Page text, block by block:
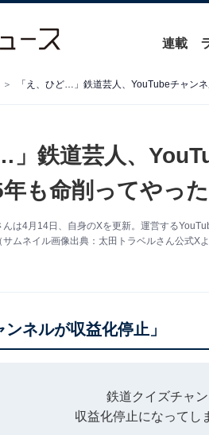
連載
「え、ひど…」鉄道芸人、YouTubeチャン
」鉄道芸人、
も命削ってやった
は4月14日、自身のXを更新。運営する
ムネイル画像出典：太田トラベルさん公式Xよ
ンネルが収益化停止」
鉄道クイズチャ
収益化停止になってし